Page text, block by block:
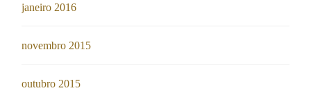
janeiro 2016
novembro 2015
outubro 2015